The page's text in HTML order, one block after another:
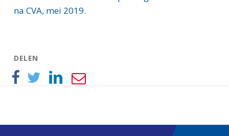
na CVA, mei 2019.
DELEN